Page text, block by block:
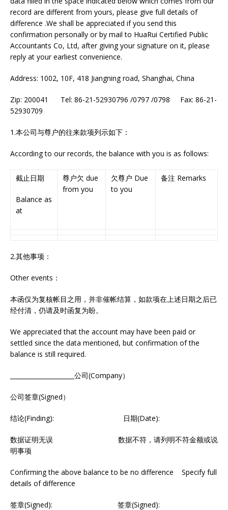
record are different from yours, please give full details of
difference .We shall be appreciated if you send this
confirmation personally or by mail to HuaRui Certified Public
Accountants Co, Ltd, after giving your signature on it, please
reply at your earliest convenience.
Address: 1002, 10F, 418 Jiangning road, Shanghai, China
Zip: 200041 Tel: 86-21-52930796 /0797 /0798 Fax: 86-21-
52930709
1.本公司与尊户的往来款项列示如下：
According to our records, the balance with you is as follows:
截止日期
Balance as
at
尊户欠 due
from you
欠尊户 Due
to you
备注 Remarks
2.其他事项：
Other events：
本函仅为复核帐目之用，并非催帐结算，如款项在上述日期之后已
经付清，仍请及时函复为盼。
We appreciated that the account may have been paid or
settled since the data mentioned, but confirmation of the
balance is still required.
_____________________公司(Company）
公司签章(Signed）
结论(Finding): 日期(Date):
数据证明无误 数据不符，请列明不符金额或说
明事项
Confirming the above balance to be no difference Specify full
details of difference
签章(Signed): 签章(Signed):